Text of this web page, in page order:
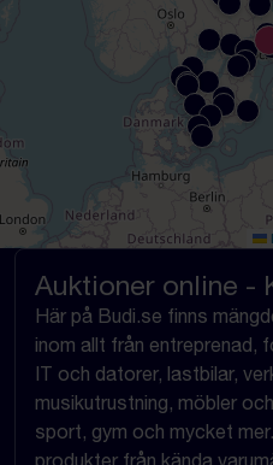
Auktioner online -
Här på Budi.se finns
inom allt från entreprenad,
IT och datorer, lastbilar,
musikutrustning, möbler
sport, gym och mycket
produkter från kända